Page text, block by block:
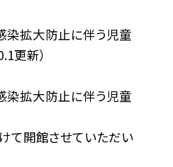
染拡大防止に伴う児童
更新）
染拡大防止に伴う児童
て開館させていただい